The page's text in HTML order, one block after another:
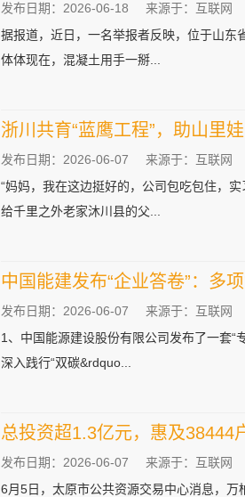
发布日期：2026-06-18
来源于：互联网
据报道，近日，一名举报者反映，位于山东
体体现在，混凝土用手一掰...
浙川共育“蓝鹰工程”，助山里
发布日期：2026-06-07
来源于：互联网
“妈妈，我在这边挺好的，公司包吃包住，
给千里之外老家沐川县的父...
中国能建发布“企业答卷”：多
发布日期：2026-06-07
来源于：互联网
1、中国能源建设股份有限公司发布了一套“
深入践行“双碳&rdquo...
总投资超1.3亿元，惠及38444
发布日期：2026-06-07
来源于：互联网
6月5日，太原市公共资源交易中心消息，